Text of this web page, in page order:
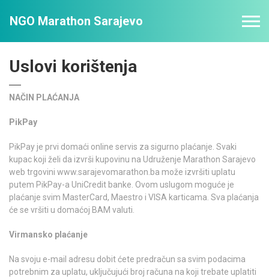
NGO Marathon Sarajevo
Uslovi korištenja
NAČIN PLAĆANJA
PikPay
PikPay je prvi domaći online servis za sigurno plaćanje. Svaki
kupac koji želi da izvrši kupovinu na Udruženje Marathon Sarajevo
web trgovini www.sarajevomarathon.ba može izvršiti uplatu
putem PikPay-a UniCredit banke. Ovom uslugom moguće je
plaćanje svim MasterCard, Maestro i VISA karticama. Sva plaćanja
će se vršiti u domaćoj BAM valuti.
Virmansko plaćanje
Na svoju e-mail adresu dobit ćete predračun sa svim podacima
potrebnim za uplatu, uključujući broj računa na koji trebate uplatiti